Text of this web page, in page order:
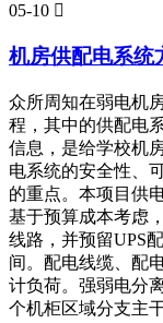
05-10 
机房供配电系统
众所周知在弱电机
程，其中的供配电
信息，是给学校机
电系统的安全性、
的重点。本项目供
基于预算成本考虑
线路，并预留UPS
间。配电线缆、配
计负荷。强弱电分
个机柜区域分支主